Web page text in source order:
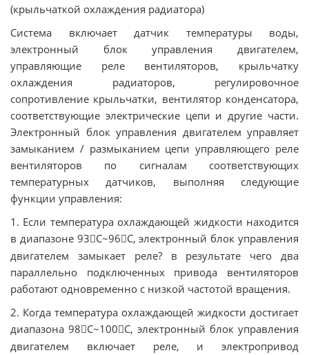
(крыльчаткой охлаждения радиатора)
Система включает датчик температуры воды,
электронный блок управления двигателем,
управляющие реле вентиляторов, крыльчатку
охлаждения радиаторов, регулировочное
сопротивление крыльчатки, вентилятор конденсатора,
соответствующие электрические цепи и другие части.
Электронный блок управления двигателем управляет
замыканием / размыканием цепи управляющего реле
вентиляторов по сигналам соответствующих
температурных датчиков, выполняя следующие
функции управления:
1. Если температура охлаждающей жидкости находится
в диапазоне 93C~96C, электронный блок управления
двигателем замыкает реле? в результате чего два
параллельно подключенных привода вентиляторов
работают одновременно с низкой частотой вращения.
2. Когда температура охлаждающей жидкости достигает
диапазона 98C~100C, электронный блок управления
двигателем включает реле, и электропривод